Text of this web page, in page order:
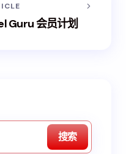
Guru 会员计划
搜索